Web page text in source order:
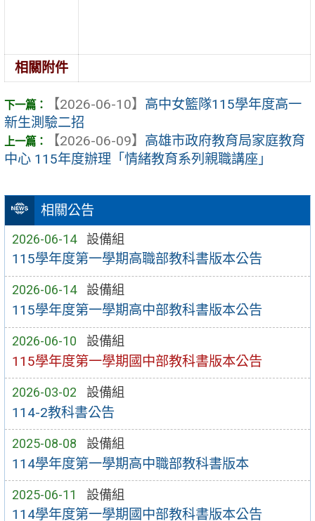
相關公告
2026-06-14 設備組
115學年度第一學期高職部教科書版本公告
2026-06-14 設備組
115學年度第一學期高中部教科書版本公告
2026-06-10 設備組
115學年度第一學期國中部教科書版本公告
2026-03-02 設備組
114-2教科書公告
2025-08-08 設備組
114學年度第一學期高中職部教科書版本
2025-06-11 設備組
114學年度第一學期國中部教科書版本公告
相關附件
【2026-06-10】 高中女籃隊115學年度高一
新生測驗二招
【2026-06-09】 高雄市政府教育局家庭教育
中心 115年度辦理「情緒教育系列親職講座」